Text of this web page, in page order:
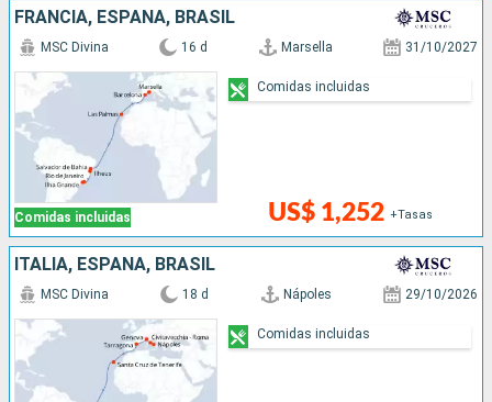
FRANCIA, ESPAÑA, BRASIL
Comidas incluidas
MSC Divina 16 d Marsella 31/10/2027
US$ 1,252 +Tasas
Comidas incluidas
ITALIA, ESPAÑA, BRASIL
MSC Divina 18 d Nápoles 29/10/2026
Comidas incluidas